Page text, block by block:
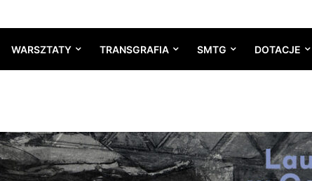
WARSZTATY TRANSGRAFIA SMTG DOTACJE